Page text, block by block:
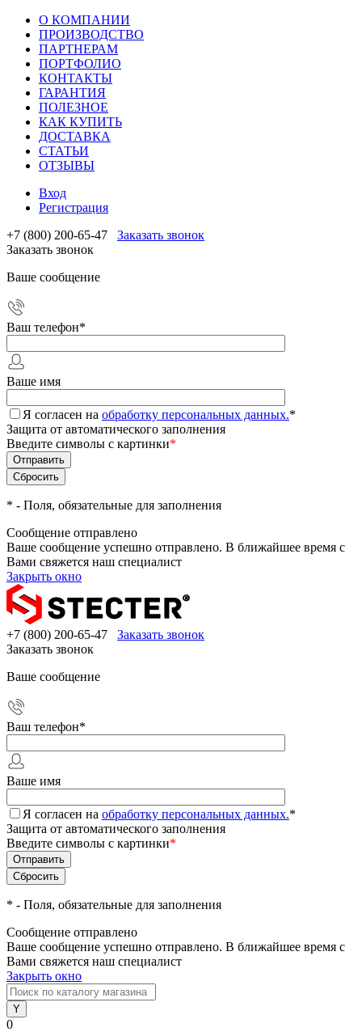
О КОМПАНИИ
ПРОИЗВОДСТВО
ПАРТНЕРАМ
ПОРТФОЛИО
КОНТАКТЫ
ГАРАНТИЯ
ПОЛЕЗНОЕ
КАК КУПИТЬ
ДОСТАВКА
СТАТЬИ
ОТЗЫВЫ
Вход
Регистрация
+7 (800) 200-65-47
Заказать звонок
Заказать звонок
Ваше сообщение
Ваш телефон*
Ваше имя
Я согласен на обработку персональных данных.*
Защита от автоматического заполнения
Введите символы с картинки*
* - Поля, обязательные для заполнения
Сообщение отправлено
Ваше сообщение успешно отправлено. В ближайшее время с
Вами свяжется наш специалист
Закрыть окно
+7 (800) 200-65-47
Заказать звонок
Заказать звонок
Ваше сообщение
Ваш телефон*
Ваше имя
Я согласен на обработку персональных данных.*
Защита от автоматического заполнения
Введите символы с картинки*
* - Поля, обязательные для заполнения
Сообщение отправлено
Ваше сообщение успешно отправлено. В ближайшее время с
Вами свяжется наш специалист
Закрыть окно
0